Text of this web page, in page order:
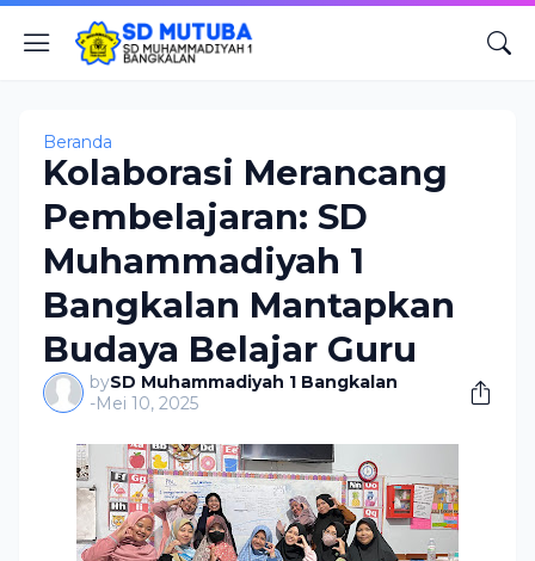
Beranda
Kolaborasi Merancang
Pembelajaran: SD
Muhammadiyah 1
Bangkalan Mantapkan
Budaya Belajar Guru
bySD Muhammadiyah 1 Bangkalan
-Mei 10, 2025